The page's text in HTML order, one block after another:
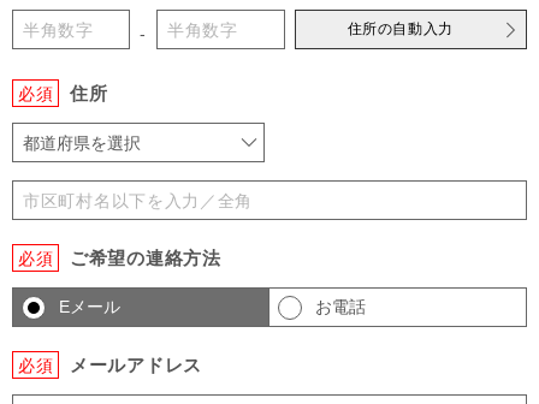
- 住所の自動入力
必須 住所
都道府県を選択
必須 ご希望の連絡方法
Eメール お電話
必須 メールアドレス